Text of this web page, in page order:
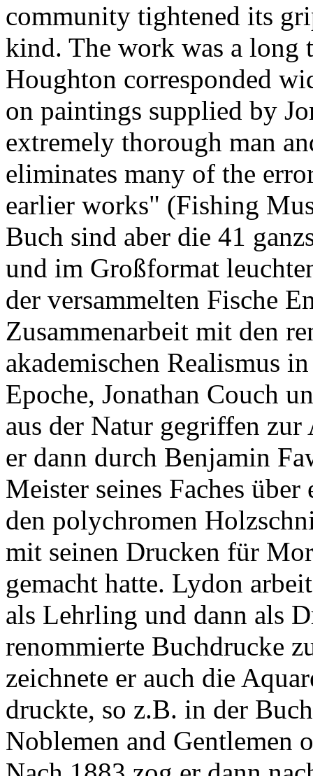
community tightened its
kind. The work was a long
Houghton corresponded
on paintings supplied by
extremely thorough man
eliminates many of the
earlier works" (Fishing
Buch sind aber die 41
und im Großformat
der versammelten Fische
Zusammenarbeit mit den
akademischen Realismus
Epoche, Jonathan Couch
aus der Natur gegriffen
er dann durch Benjamin
Meister seines Faches
den polychromen
mit seinen Drucken für
gemacht hatte. Lydon
als Lehrling und dann als
renommierte Buchdrucke
zeichnete er auch die
druckte, so z.B. in der
Noblemen and Gentlemen